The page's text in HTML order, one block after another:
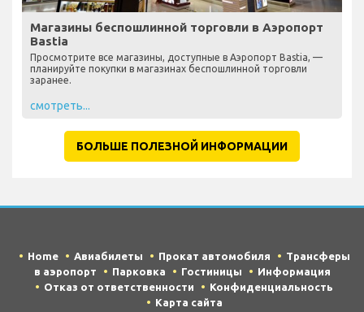
Магазины беспошлинной торговли в Аэропорт
Bastia
Просмотрите все магазины, доступные в Аэропорт Bastia, —
планируйте покупки в магазинах беспошлинной торговли
заранее.
смотреть...
БОЛЬШЕ ПОЛЕЗНОЙ ИНФОРМАЦИИ
Home Авиабилеты Прокат автомобиля
Трансферы
в аэропорт
Парковка Гостиницы
Информация
Отказ от ответственности
Конфиденциальность
Карта сайта